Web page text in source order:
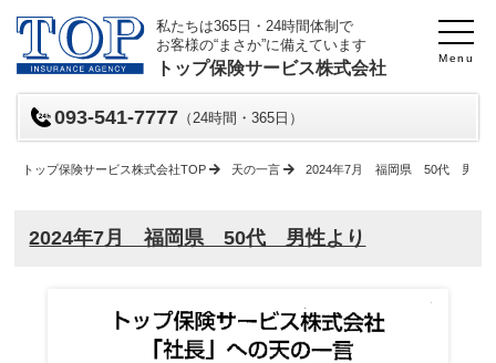
Menu
私たちは365日・24時間体制で
お客様の“まさか”に備えています
トップ保険サービス株式会社
093-541-7777 （24時間・365日）
トップ保険サービス株式会社TOP 天の一言 2024年7月 福岡県 50代 男性
2024年7月 福岡県 50代 男性より